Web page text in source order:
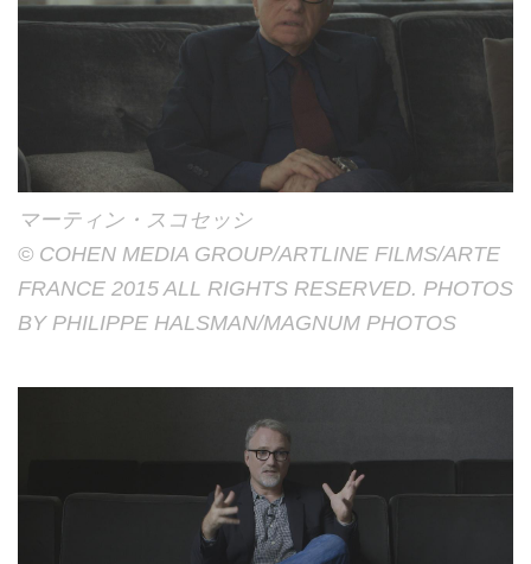
マーティン・スコセッシ
© COHEN MEDIA GROUP/ARTLINE FILMS/ARTE
FRANCE 2015 ALL RIGHTS RESERVED. PHOTOS
BY PHILIPPE HALSMAN/MAGNUM PHOTOS